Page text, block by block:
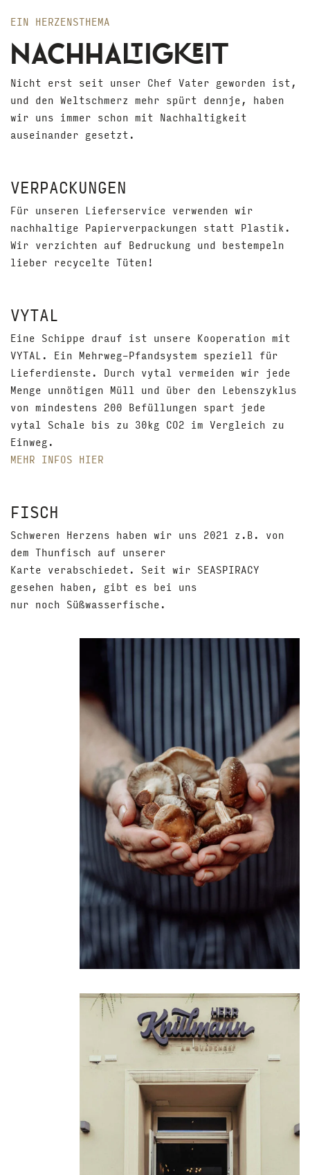
EIN HERZENSTHEMA
NACHHALTIGKEIT
Nicht erst seit unser Chef Vater geworden ist,
und den Weltschmerz mehr spürt dennje, haben
wir uns immer schon mit Nachhaltigkeit
auseinander gesetzt.
VERPACKUNGEN
Für unseren Lieferservice verwenden wir
nachhaltige Papierverpackungen statt Plastik.
Wir verzichten auf Bedruckung und bestempeln
lieber recycelte Tüten!
VYTAL
Eine Schippe drauf ist unsere Kooperation mit
VYTAL. Ein Mehrweg-Pfandsystem speziell für
Lieferdienste. Durch vytal vermeiden wir jede
Menge unnötigen Müll und über den Lebenszyklus
von mindestens 200 Befüllungen spart jede
vytal Schale bis zu 30kg CO2 im Vergleich zu
Einweg.
MEHR INFOS HIER
FISCH
Schweren Herzens haben wir uns 2021 z.B. von
dem Thunfisch auf unserer
Karte verabschiedet. Seit wir SEASPIRACY
gesehen haben, gibt es bei uns
nur noch Süßwasserfische.